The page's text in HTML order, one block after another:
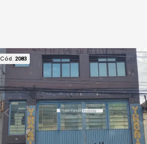
Cód. 2083